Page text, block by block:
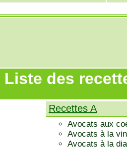
Liste des
Recettes A
Avocats aux
Avocats à la
Avocats à la